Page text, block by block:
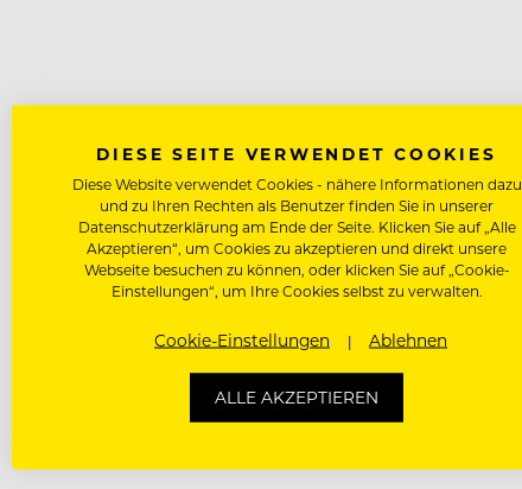
DIESE SEITE VERWENDET COOKIES
Diese Website verwendet Cookies - nähere Informationen dazu
und zu Ihren Rechten als Benutzer finden Sie in unserer
Datenschutzerklärung am Ende der Seite. Klicken Sie auf „Alle
Akzeptieren“, um Cookies zu akzeptieren und direkt unsere
Webseite besuchen zu können, oder klicken Sie auf „Cookie-
Einstellungen“, um Ihre Cookies selbst zu verwalten.
Cookie-Einstellungen Ablehnen
ALLE AKZEPTIEREN